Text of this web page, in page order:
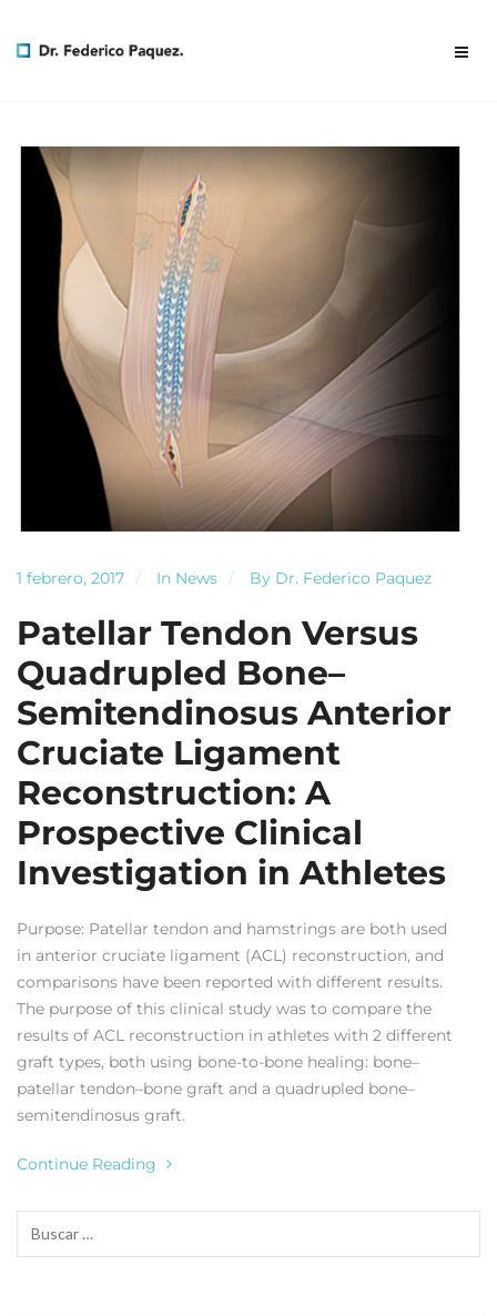
1 febrero, 2017 In News By Dr. Federico Paquez
Patellar Tendon Versus
Quadrupled Bone–
Semitendinosus Anterior
Cruciate Ligament
Reconstruction: A
Prospective Clinical
Investigation in Athletes
Purpose: Patellar tendon and hamstrings are both used
in anterior cruciate ligament (ACL) reconstruction, and
comparisons have been reported with different results.
The purpose of this clinical study was to compare the
results of ACL reconstruction in athletes with 2 different
graft types, both using bone-to-bone healing: bone–
patellar tendon–bone graft and a quadrupled bone–
semitendinosus graft.
Continue Reading